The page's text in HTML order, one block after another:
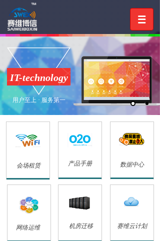
IT-technology
用户至上 · 服务第一
产品手册 数据中心
会场租赁
赛维云计划
机房迁移
网络运维